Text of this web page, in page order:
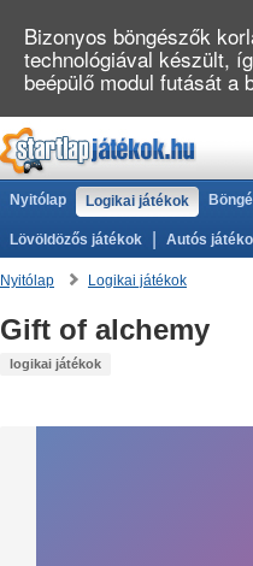
Nyitólap Logikai játékok
Lövöldözős játékok Autós
Nyitólap Logikai játékok
Gift of alchemy
logikai játékok
Bizonyos böngészők
technológiával készült,
beépülő modul futását a